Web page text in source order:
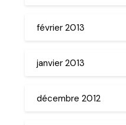
février 2013
janvier 2013
décembre 2012